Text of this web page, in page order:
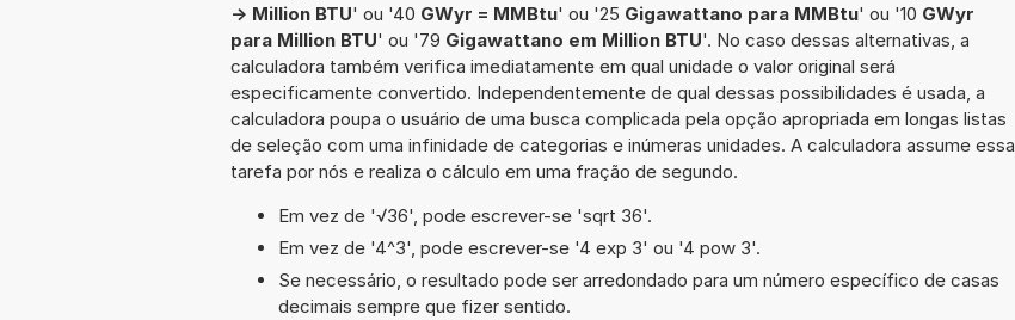
-> Million BTU' ou '40 GWyr = MMBtu' ou '25 Gigawattano para MMBtu' ou '10 GWyr
para Million BTU' ou '79 Gigawattano em Million BTU'. No caso dessas alternativas, a
calculadora também verifica imediatamente em qual unidade o valor original será
especificamente convertido. Independentemente de qual dessas possibilidades é usada, a
calculadora poupa o usuário de uma busca complicada pela opção apropriada em longas listas
de seleção com uma infinidade de categorias e inúmeras unidades. A calculadora assume essa
tarefa por nós e realiza o cálculo em uma fração de segundo.
Em vez de '√36', pode escrever-se 'sqrt 36'.
Em vez de '4^3', pode escrever-se '4 exp 3' ou '4 pow 3'.
Se necessário, o resultado pode ser arredondado para um número específico de casas
decimais sempre que fizer sentido.